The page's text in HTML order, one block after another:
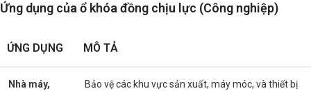
Ứng dụng của ổ khóa đồng chịu lực (Công nghiệp)
ỨNG DỤNG MÔ TẢ
Nhà máy,
Bảo vệ các khu vực sản xuất, máy móc, và thiết bị